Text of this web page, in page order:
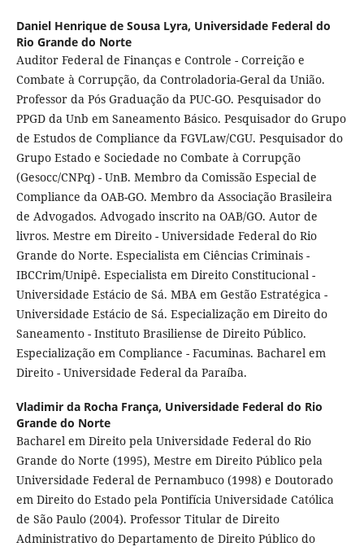
Daniel Henrique de Sousa Lyra, Universidade Federal do
Rio Grande do Norte
Auditor Federal de Finanças e Controle - Correição e
Combate à Corrupção, da Controladoria-Geral da União.
Professor da Pós Graduação da PUC-GO. Pesquisador do
PPGD da Unb em Saneamento Básico. Pesquisador do Grupo
de Estudos de Compliance da FGVLaw/CGU. Pesquisador do
Grupo Estado e Sociedade no Combate à Corrupção
(Gesocc/CNPq) - UnB. Membro da Comissão Especial de
Compliance da OAB-GO. Membro da Associação Brasileira
de Advogados. Advogado inscrito na OAB/GO. Autor de
livros. Mestre em Direito - Universidade Federal do Rio
Grande do Norte. Especialista em Ciências Criminais -
IBCCrim/Unipê. Especialista em Direito Constitucional -
Universidade Estácio de Sá. MBA em Gestão Estratégica -
Universidade Estácio de Sá. Especialização em Direito do
Saneamento - Instituto Brasiliense de Direito Público.
Especialização em Compliance - Facuminas. Bacharel em
Direito - Universidade Federal da Paraíba.
Vladimir da Rocha França, Universidade Federal do Rio
Grande do Norte
Bacharel em Direito pela Universidade Federal do Rio
Grande do Norte (1995), Mestre em Direito Público pela
Universidade Federal de Pernambuco (1998) e Doutorado
em Direito do Estado pela Pontifícia Universidade Católica
de São Paulo (2004). Professor Titular de Direito
Administrativo do Departamento de Direito Público do